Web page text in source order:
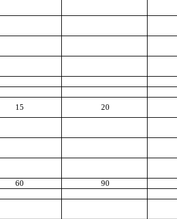
15 20
60
90